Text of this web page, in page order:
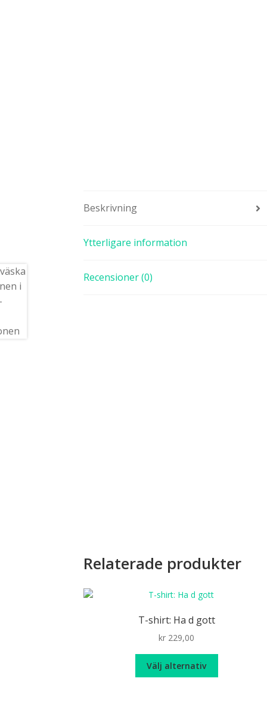
Beskrivning
Ytterligare information
Recensioner (0)
Relaterade produkter
T-shirt: Ha d gott
kr 229,00
Välj alternativ